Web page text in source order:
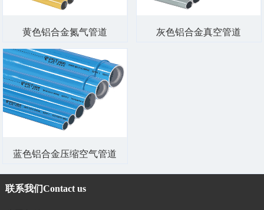
黄色铝合金氮气管道 灰色铝合金真空管道
蓝色铝合金压缩空气管道
联系我们Contact us